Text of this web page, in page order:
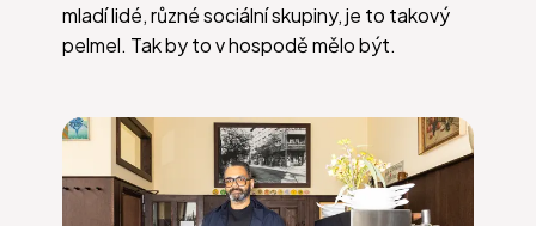
mladí lidé, různé sociální skupiny, je to takový
pelmel. Tak by to v hospodě mělo být.